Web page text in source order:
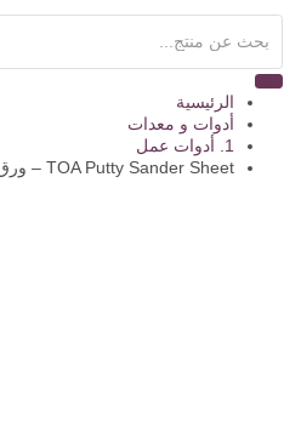
الرئيسية
أدوات و معدات
1. أدوات عمل
TOA Putty Sander Sheet – ورق حف